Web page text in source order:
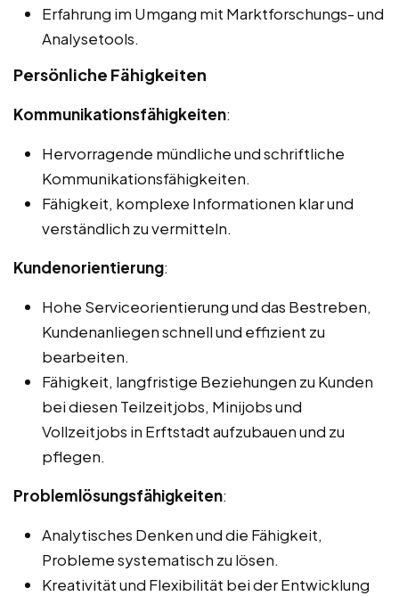
Erfahrung im Umgang mit Marktforschungs- und
Analysetools.
Persönliche Fähigkeiten
Kommunikationsfähigkeiten:
Hervorragende mündliche und schriftliche
Kommunikationsfähigkeiten.
Fähigkeit, komplexe Informationen klar und
verständlich zu vermitteln.
Kundenorientierung:
Hohe Serviceorientierung und das Bestreben,
Kundenanliegen schnell und effizient zu
bearbeiten.
Fähigkeit, langfristige Beziehungen zu Kunden
bei diesen Teilzeitjobs, Minijobs und
Vollzeitjobs in Erftstadt aufzubauen und zu
pflegen.
Problemlösungsfähigkeiten:
Analytisches Denken und die Fähigkeit,
Probleme systematisch zu lösen.
Kreativität und Flexibilität bei der Entwicklung